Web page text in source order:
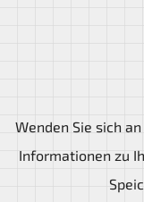
Wenden Sie sich
Informationen zu